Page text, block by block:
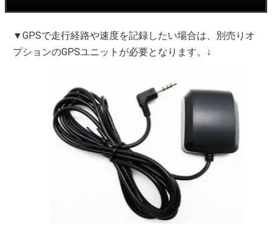
▼GPSで走行経路や速度を記録したい場合は、別売りオ
プションのGPSユニットが必要となります。↓